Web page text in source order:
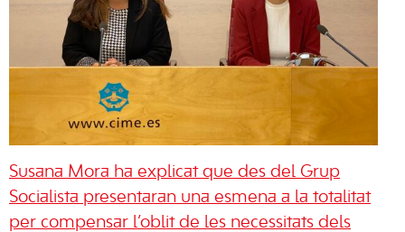
Susana Mora ha explicat que des del Grup
Socialista presentaran una esmena a la totalitat
per compensar l’oblit de les necessitats dels